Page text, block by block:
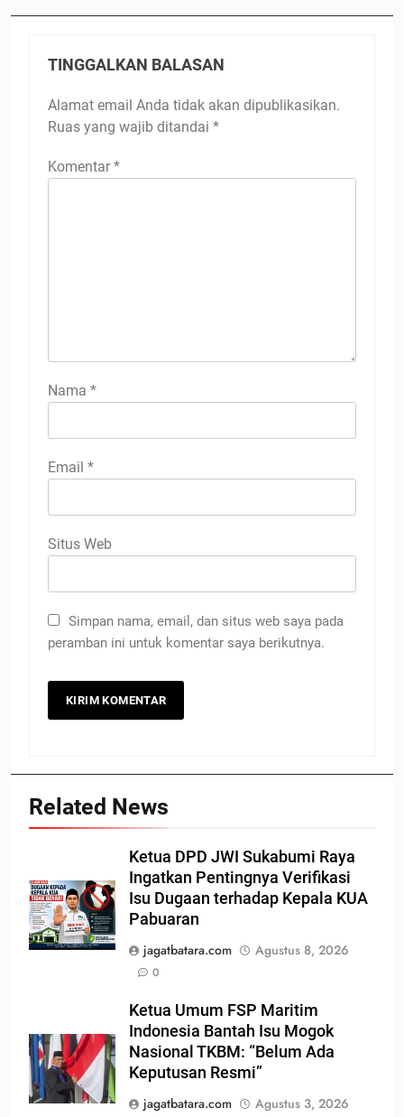
TINGGALKAN BALASAN
Alamat email Anda tidak akan dipublikasikan.
Ruas yang wajib ditandai *
Komentar *
Nama *
Email *
Situs Web
Simpan nama, email, dan situs web saya pada
peramban ini untuk komentar saya berikutnya.
Related News
Ketua DPD JWI Sukabumi Raya
Ingatkan Pentingnya Verifikasi
Isu Dugaan terhadap Kepala KUA
Pabuaran
jagatbatara.com
Agustus 8, 2026
0
Ketua Umum FSP Maritim
Indonesia Bantah Isu Mogok
Nasional TKBM: “Belum Ada
Keputusan Resmi”
jagatbatara.com
Agustus 3, 2026